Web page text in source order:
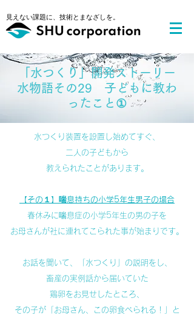
​見えない課題に、技術とまなざしを。
​「水つくり」開発ストーリー
水物語その29 子どもに教わ
ったこと①
水つくり装置を設置し始めてすぐ、
二人の子どもから
教えられたことがあります。
【その１】喘息持ちの小学5年生男子の場合
春休みに喘息症の小学5年生の男の子を
お母さんが社に連れてこられた事が始まりです。
お話を聞いて、「水つくり」の説明をし、
畜産の実例話から届いていた
鶏卵をお見せしたところ、
その子が「お母さん、この卵食べられる！」と